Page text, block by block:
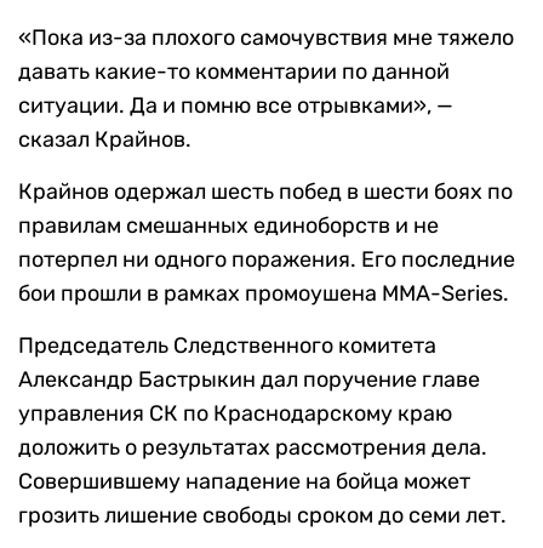
«Пока из-за плохого самочувствия мне тяжело
давать какие-то комментарии по данной
ситуации. Да и помню все отрывками», —
сказал Крайнов.
Крайнов одержал шесть побед в шести боях по
правилам смешанных единоборств и не
потерпел ни одного поражения. Его последние
бои прошли в рамках промоушена MMA-Series.
Председатель Следственного комитета
Александр Бастрыкин дал поручение главе
управления СК по Краснодарскому краю
доложить о результатах рассмотрения дела.
Совершившему нападение на бойца может
грозить лишение свободы сроком до семи лет.